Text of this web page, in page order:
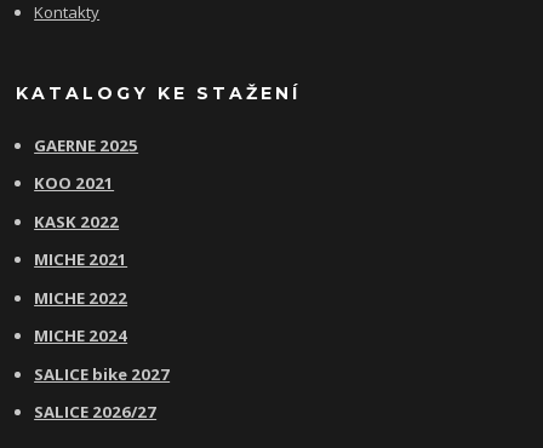
Kontakty
KATALOGY KE STAŽENÍ
GAERNE 2025
KOO 2021
KASK 2022
MICHE 2021
MICHE 2022
MICHE 2024
SALICE bike 2027
SALICE 2026/27